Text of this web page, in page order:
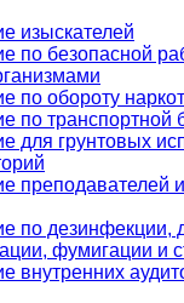
изыскателей
по безопасной
по обороту
по транспортной
для грунтовых
преподавателей
по дезинфекции,
фумигации и
внутренних